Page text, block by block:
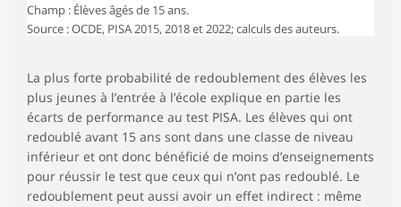
Champ : Élèves âgés de 15 ans.
Source : OCDE, PISA 2015, 2018 et 2022; calculs des auteurs.
La plus forte probabilité de redoublement des élèves les
plus jeunes à l’entrée à l’école explique en partie les
écarts de performance au test PISA. Les élèves qui ont
redoublé avant 15 ans sont dans une classe de niveau
inférieur et ont donc bénéficié de moins d’enseignements
pour réussir le test que ceux qui n’ont pas redoublé. Le
redoublement peut aussi avoir un effet indirect : même